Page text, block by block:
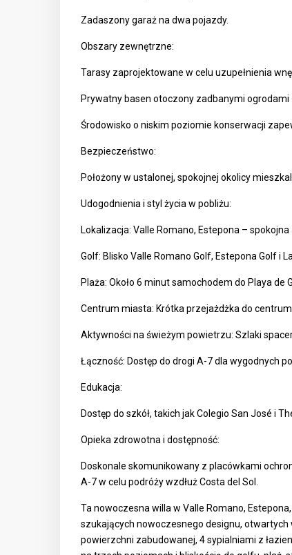
Zadaszony garaż na dwa pojazdy.
Obszary zewnętrzne:
Tarasy zaprojektowane w celu uzupełnienia
Prywatny basen otoczony zadbanymi ogrodami
Środowisko o niskim poziomie konserwacji
Bezpieczeństwo:
Położony w ustalonej, spokojnej okolicy
Udogodnienia i styl życia w pobliżu:
Lokalizacja: Valle Romano, Estepona –
Golf: Blisko Valle Romano Golf, Estepona Golf i
Plaża: Około 6 minut samochodem do Playa de
Centrum miasta: Krótka przejażdżka do
Aktywności na świeżym powietrzu: Szlaki
Łączność: Dostęp do drogi A-7 dla wygodnych
Edukacja:
Dostęp do szkół, takich jak Colegio San José i
Opieka zdrowotna i dostępność:
Doskonale skomunikowany z placówkami
A-7 w celu podróży wzdłuż Costa del Sol.
Ta nowoczesna willa w Valle Romano,
szukających nowoczesnego designu,
powierzchni zabudowanej, 4 sypialniami z